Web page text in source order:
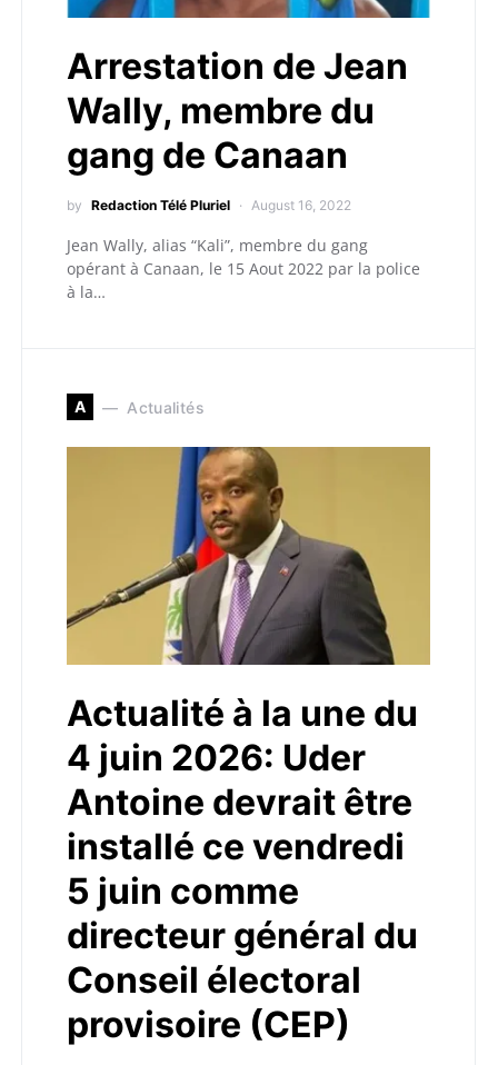
Arrestation de Jean
Wally, membre du
gang de Canaan
by Redaction Télé Pluriel August 16, 2022
Jean Wally, alias “Kali”, membre du gang
opérant à Canaan, le 15 Aout 2022 par la police
à la…
A Actualités
Actualité à la une du
4 juin 2026: Uder
Antoine devrait être
installé ce vendredi
5 juin comme
directeur général du
Conseil électoral
provisoire (CEP)